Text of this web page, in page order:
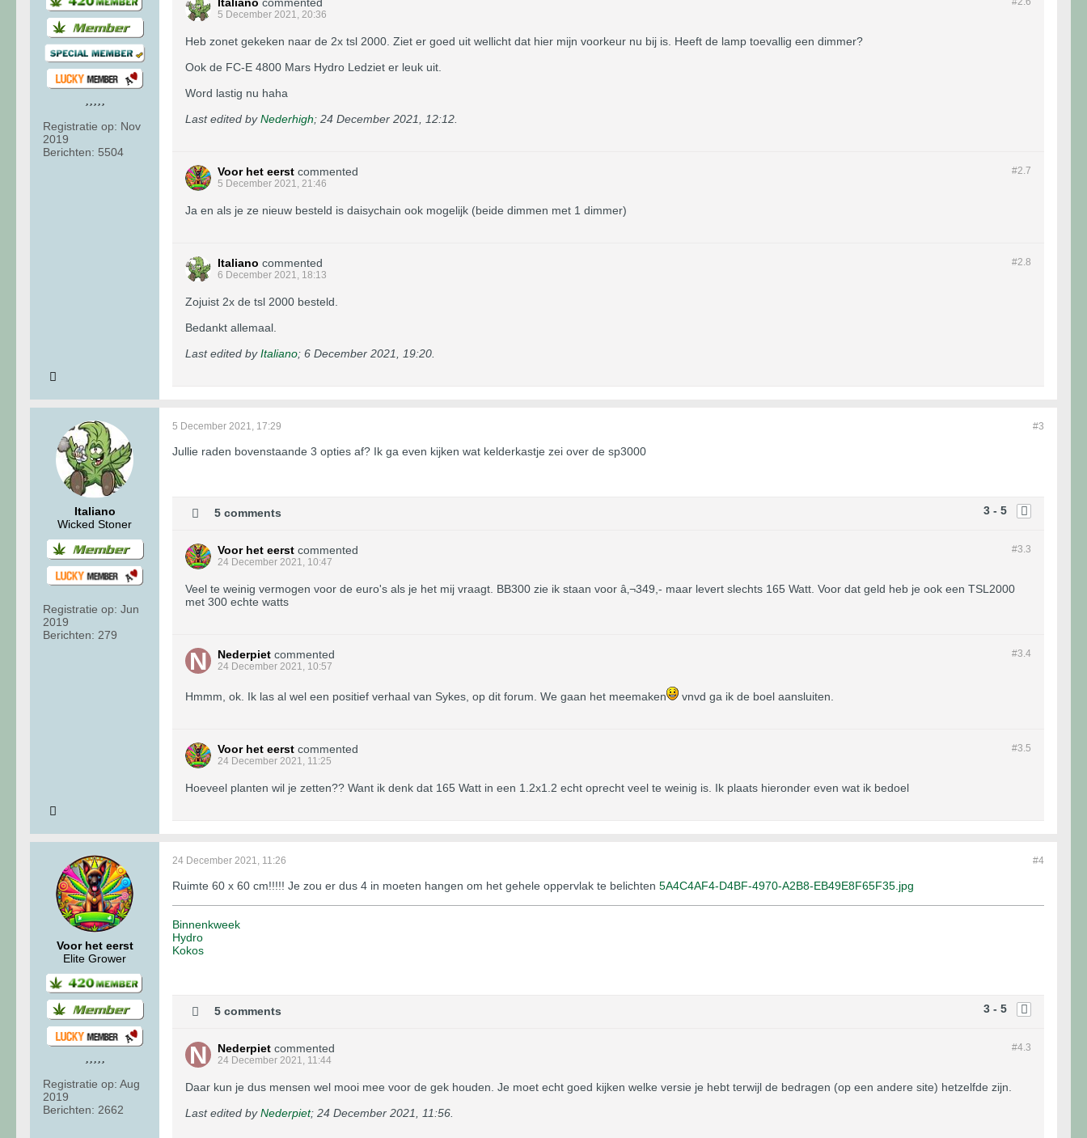
Registratie op: Nov
2019
Berichten: 5504
5 December 2021, 20:36
Heb zonet gekeken naar de 2x tsl 2000. Ziet er goed uit wellicht dat hier mijn voorkeur nu bij is. Heeft de lamp toevallig een dimmer?
Ook de FC-E 4800 Mars Hydro Ledziet er leuk uit.
Word lastig nu haha
Last edited byNederhigh; 24 December 2021, 12:12
#2. 7
Voor het eerst commented
5 December 2021, 21:46
Ja en als je ze nieuw besteld is daisychain ook mogelijk (beide dimmen met 1 dimmer)
#2. 8
Italiano commented
6 December 2021, 18:13
Zojuist 2x de tsl 2000 besteld.
Bedankt allemaal.
Last edited byItaliano; 6 December 2021, 19:20
Italiano
Wicked Stoner
Registratie op: Jun
2019
Berichten: 279
#3
5 December 2021, 17:29
Jullie raden bovenstaande 3 opties af? Ik ga even kijken wat kelderkastje zei over de sp3000
3 - 5
5 comments
#3. 3
Voor het eerst commented
24 December 2021, 10:47
Veel te weinig vermogen voor de euro's als je het mij vraagt. BB300 zie ik staan voor â‚¬349,- maar levert slechts 165 Watt. Voor dat geld heb je ook een TSL2000
met 300 echte watts
#3. 4
Nederpiet commented
24 December 2021, 10:57
Hmmm, ok. Ik las al wel een positief verhaal van Sykes, op dit forum. We gaan het meemaken vnvd ga ik de boel aansluiten.
#3. 5
Voor het eerst commented
24 December 2021, 11:25
Hoeveel planten wil je zetten?? Want ik denk dat 165 Watt in een 1.2x1.2 echt oprecht veel te weinig is. Ik plaats hieronder even wat ik bedoel
Voor het eerst
Elite Grower
Registratie op: Aug
2019
Berichten: 2662
#4
24 December 2021, 11:26
Ruimte 60 x 60 cm!!!!! Je zou er dus 4 in moeten hangen om het gehele oppervlak te belichten 5A4C4AF4-D4BF-4970-A2B8-EB49E8F65F35.jpg
Binnenkweek
Hydro
Kokos
3 - 5
5 comments
#4. 3
Nederpiet commented
24 December 2021, 11:44
Daar kun je dus mensen wel mooi mee voor de gek houden. Je moet echt goed kijken welke versie je hebt terwijl de bedragen (op een andere site) hetzelfde zijn.
Last edited byNederpiet; 24 December 2021, 11:56